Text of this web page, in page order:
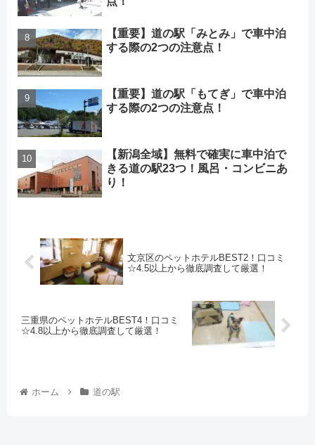
【重要】道の駅「みとみ」で車中泊
する際の2つの注意点！
【重要】道の駅「もてぎ」で車中泊
する際の2つの注意点！
【新潟全域】無料で確実に車中泊で
きる道の駅23つ！風呂・コンビニあ
り！
文京区のペットホテルBEST2！口コミ
☆4.5以上から徹底調査して厳選！
三重県のペットホテルBEST4！口コミ
☆4.8以上から徹底調査して厳選！
ホーム 道の駅